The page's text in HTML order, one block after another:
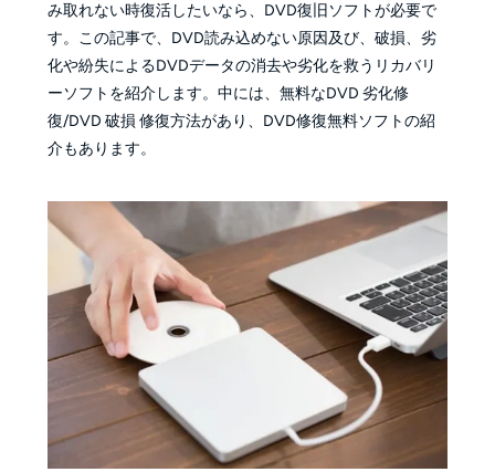
み取れない時復活したいなら、DVD復旧ソフトが必要で
す。この記事で、DVD読み込めない原因及び、破損、劣
化や紛失によるDVDデータの消去や劣化を救うリカバリ
ーソフトを紹介します。中には、無料なDVD 劣化修
復/DVD 破損 修復方法があり、DVD修復無料ソフトの紹
介もあります。